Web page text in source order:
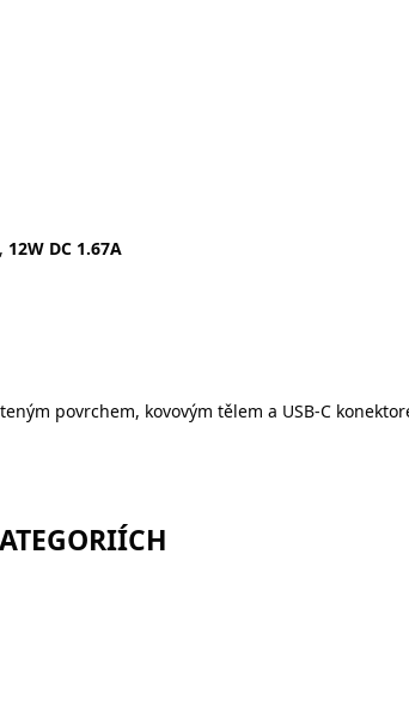
12W DC 1.67A
povrchem, kovovým tělem a USB-C